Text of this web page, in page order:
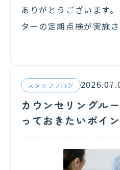
ありがとうございます
ターの定期点検が実施
(木)14:00～15:00 点
スタッフブログ
カウンセリングル
っておきたいポイ